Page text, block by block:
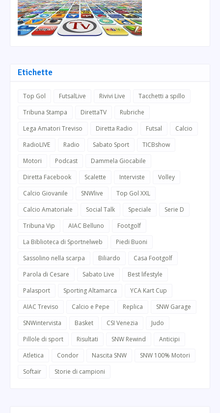
Etichette
Top Gol FutsalLive Rivivi Live
Tacchetti a spillo
Tribuna Stampa
DirettaTV
Rubriche
Lega Amatori Treviso
Diretta Radio Futsal
Calcio
RadioLIVE
Radio Sabato Sport
TICBshow
Motori
Podcast
Dammela Giocabile
Diretta Facebook
Scalette Interviste
Volley
Calcio Giovanile
SNWlive
Top Gol XXL
Calcio Amatoriale
Social Talk Speciale
Serie D
Tribuna Vip
AIAC Belluno
Footgolf
La Biblioteca di Sportnelweb
Piedi Buoni
Sassolino nella scarpa
Biliardo
Casa Footgolf
Parola di Cesare
Sabato Live
Best lifestyle
Palasport
Sporting Altamarca
YCA Kart Cup
AIAC Treviso
Calcio e Pepe Replica
SNW Garage
SNWintervista
Basket CSI Venezia
Judo
Pillole di sport
Risultati SNW Rewind
Anticipi
Atletica
Condor Nascita SNW
SNW 100% Motori
Softair
Storie di campioni